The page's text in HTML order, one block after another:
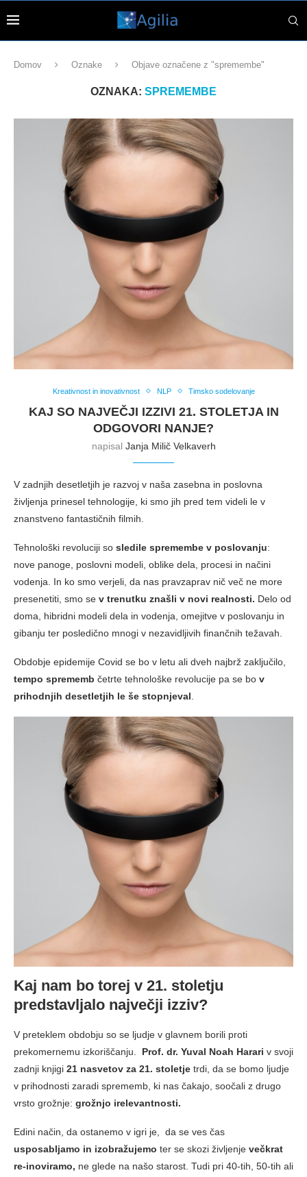
Domov Oznake Objave označene z "spremembe"
OZNAKA: SPREMEMBE
Kreativnost in inovativnost NLP Timsko sodelovanje
KAJ SO NAJVEČJI IZZIVI 21. STOLETJA IN
ODGOVORI NANJE?
napisal Janja Milič Velkaverh
V zadnjih desetletjih je razvoj v naša zasebna in poslovna
življenja prinesel tehnologije, ki smo jih pred tem videli le v
znanstveno fantastičnih filmih.
Tehnološki revoluciji so sledile spremembe v poslovanju:
nove panoge, poslovni modeli, oblike dela, procesi in načini
vodenja. In ko smo verjeli, da nas pravzaprav nič več ne more
presenetiti, smo se v trenutku znašli v novi realnosti. Delo od
doma, hibridni modeli dela in vodenja, omejitve v poslovanju in
gibanju ter posledično mnogi v nezavidljivih finančnih težavah.
Obdobje epidemije Covid se bo v letu ali dveh najbrž zaključilo,
tempo sprememb četrte tehnološke revolucije pa se bo v
prihodnjih desetletjih le še stopnjeval
Kaj nam bo torej v 21. stoletju
predstavljalo največji izziv?
V preteklem obdobju so se ljudje v glavnem borili proti
prekomernemu izkoriščanju.
Prof. dr. Yuval Noah Harari v svoji
zadnji knjigi 21 nasvetov za 21. stoletje trdi, da se bomo ljudje
v prihodnosti zaradi sprememb, ki nas čakajo, soočali z drugo
vrsto grožnje: grožnjo irelevantnosti.
Edini način, da ostanemo v igri je, da se ves čas
usposabljamo in izobražujemo ter se skozi življenje večkrat
re-inoviramo, ne glede na našo starost. Tudi pri 40-tih, 50-tih ali